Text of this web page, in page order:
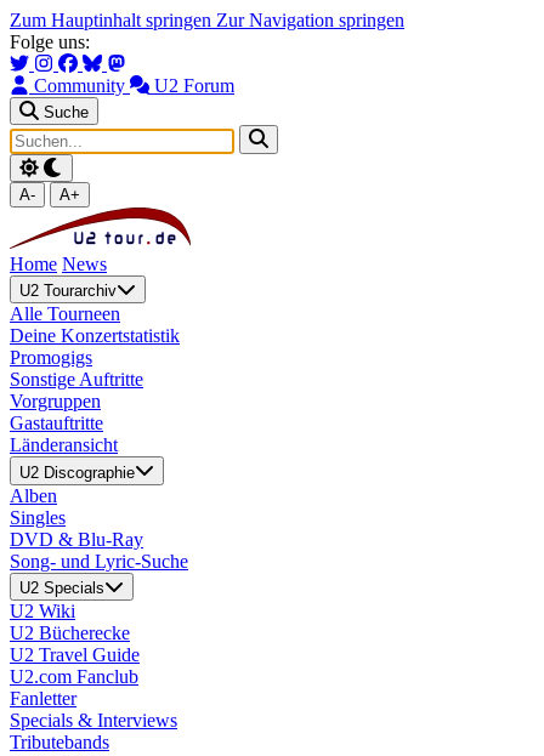
Zum Hauptinhalt springen Zur Navigation springen
Folge uns:
Community U2 Forum
Suche
A- A+
Home News
U2 Tourarchiv
Alle Tourneen
Deine Konzertstatistik
Promogigs
Sonstige Auftritte
Vorgruppen
Gastauftritte
Länderansicht
U2 Discographie
Alben
Singles
DVD & Blu-Ray
Song- und Lyric-Suche
U2 Specials
U2 Wiki
U2 Bücherecke
U2 Travel Guide
U2.com Fanclub
Fanletter
Specials & Interviews
Tributebands